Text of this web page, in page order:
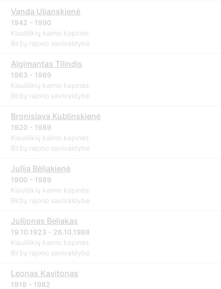
Vanda Ulianskienė
1942 - 1990
Kiauliškių kaimo kapinės
Biržų rajono savivaldybė
Algimantas Tilindis
1963 - 1989
Kiauliškių kaimo kapinės
Biržų rajono savivaldybė
Bronislava Kublinskienė
1920 - 1989
Kiauliškių kaimo kapinės
Biržų rajono savivaldybė
Julija Bėliakienė
1900 - 1989
Kiauliškių kaimo kapinės
Biržų rajono savivaldybė
Julijonas Beliakas
19.10.1923 - 26.10.1988
Kiauliškių kaimo kapinės
Biržų rajono savivaldybė
Leonas Kavitonas
1918 - 1982